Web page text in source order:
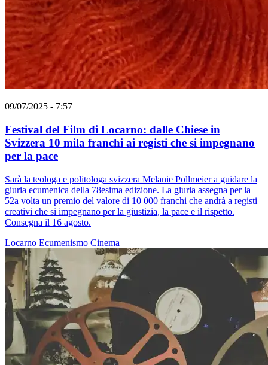
09/07/2025 - 7:57
Festival del Film di Locarno: dalle Chiese in
Svizzera 10 mila franchi ai registi che si impegnano
per la pace
Sarà la teologa e politologa svizzera Melanie Pollmeier a guidare la
giuria ecumenica della 78esima edizione. La giuria assegna per la
52a volta un premio del valore di 10 000 franchi che andrà a registi
creativi che si impegnano per la giustizia, la pace e il rispetto.
Consegna il 16 agosto.
Locarno Ecumenismo Cinema